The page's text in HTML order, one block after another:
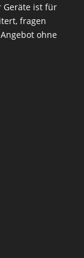
Geräte ist für
fragen
ohne